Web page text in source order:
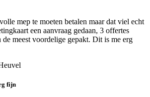
mep te moeten betalen maar dat viel echt
een aanvraag gedaan, 3 offertes
meest voordelige gepakt. Dit is me erg
fijn